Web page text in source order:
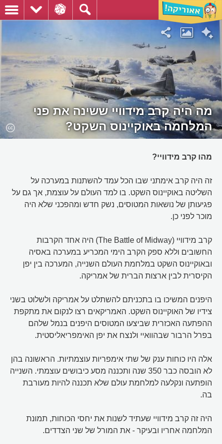
מה היה קרב מידוויי ששינה את פני
המלחמה באוקיינוס השקט?
מהו קרב מידוויי?
זה היה קרב אימתני שבו הכל עמד להשתנות במערכה על
השליטה באוקיינוס השקט. בו למד העולם על עוצמת, אך גם על
פגיעותן של נושאות המטוסים, נשק חדש ומהפכני שלא היה
מוכר לפני כן.
קרב מידוויי (The Battle of Midway) היה אחד הקרבות
החשובים וללא ספק הקרב הימי המכריע במערכה באסיה
ובאוקיינוס השקט במלחמת העולם השנייה, המערכה בין יפן
הקיסרית לבין ארצות הברית של אמריקה.
היפנים המשיכו בו בתכניתם להשתלט על אמריקה ולשלוט בשני
צידיו של האוקיינוס השקט. האמריקאים רצו לנקום את מתקפת
ההפתעה האכזרית שביצעו המטוסים היפנים בנמל שלהם
בפרל הרבור שבהוואיי ולנצח את יפן האימפריאליסטית.
אלה היו כוחות ענק של שתי אימפריות עוצמתיות. הראשונה בהן
לא הובסה כבר 350 שנה ותכננה מסע כיבושים עוצמתי. השנייה
הופתעה ונקלעה למלחמת עולם שלא תכננה להיות מעורבת
בה.
היה זה קרב מידוויי שעתיד לשנות את יחסי הכוחות, תמונת
המלחמה אחריו ובעיקר - את המורל של שני הצדדים.